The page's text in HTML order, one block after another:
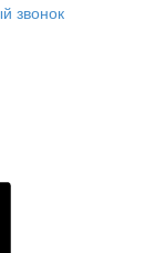
звонок